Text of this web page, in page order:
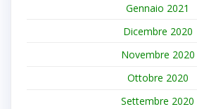
Gennaio 2021
Dicembre 2020
Novembre 2020
Ottobre 2020
Settembre 2020